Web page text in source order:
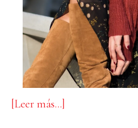
[Leer más…]